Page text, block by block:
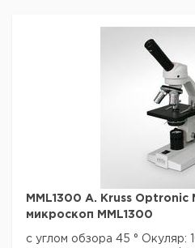
Технические данные:
Описание типа продукта:
Данные для перевозки
Страна происхождения:
Страна происхождения:
MML1300 A. Kruss
микроскоп MML1300
с углом обзора 45 ° Окуляр: